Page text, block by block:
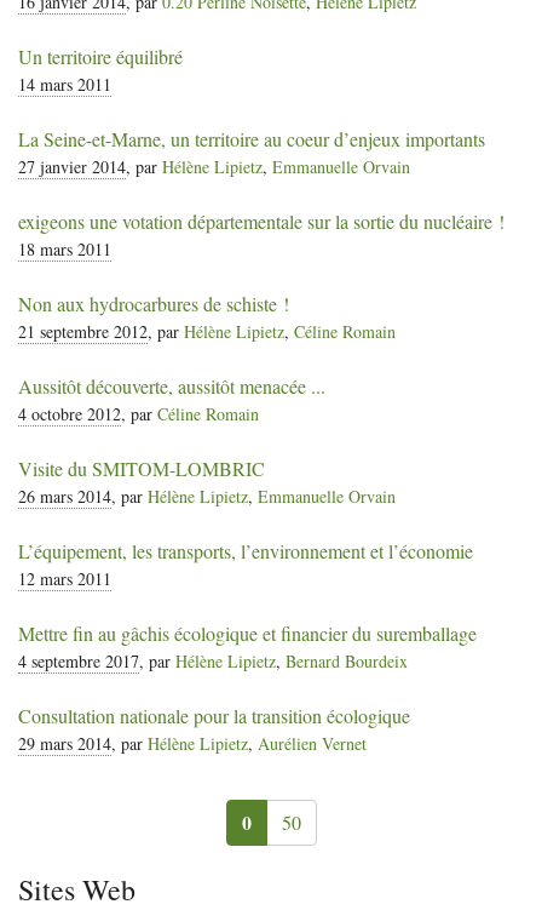
Un territoire équilibré
14 mars 2011
La Seine-et-Marne, un territoire au coeur d’enjeux importants
27 janvier 2014, par Hélène Lipietz, Emmanuelle Orvain
exigeons une votation départementale sur la sortie du nucléaire !
18 mars 2011
Non aux hydrocarbures de schiste !
21 septembre 2012, par Hélène Lipietz, Céline Romain
Aussitôt découverte, aussitôt menacée ...
4 octobre 2012, par Céline Romain
Visite du SMITOM-LOMBRIC
26 mars 2014, par Hélène Lipietz, Emmanuelle Orvain
L’équipement, les transports, l’environnement et l’économie
12 mars 2011
Mettre fin au gâchis écologique et financier du suremballage
4 septembre 2017, par Hélène Lipietz, Bernard Bourdeix
Consultation nationale pour la transition écologique
29 mars 2014, par Hélène Lipietz, Aurélien Vernet
0 50
Sites Web